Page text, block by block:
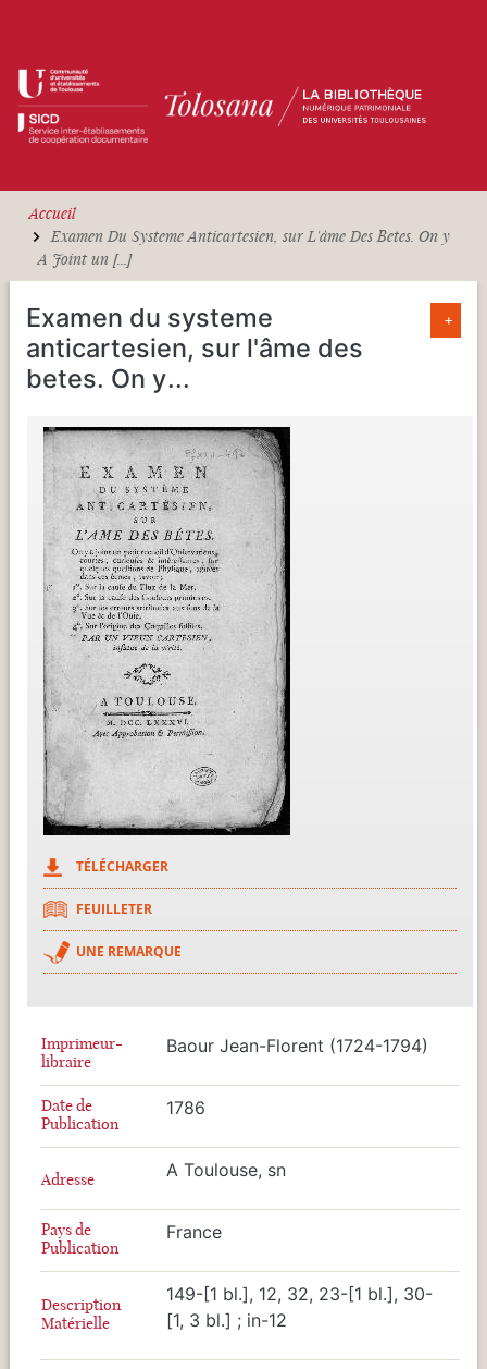
Accueil
Examen Du Systeme Anticartesien, sur L'âme Des Betes. On y
A Joint un [...]
Examen du systeme
anticartesien, sur l'âme des
betes. On y...
+
TÉLÉCHARGER
FEUILLETER
UNE REMARQUE
Imprimeur-
libraire
Baour Jean-Florent (1724-1794)
Date de
Publication
1786
Adresse A Toulouse, sn
Pays de
Publication
France
Description
Matérielle
149-[1 bl.], 12, 32, 23-[1 bl.], 30-
[1, 3 bl.] ; in-12